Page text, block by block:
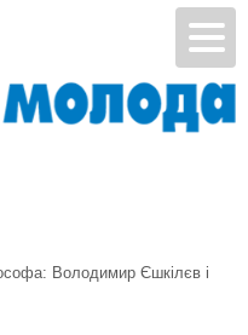
Володимир Єшкілєв і